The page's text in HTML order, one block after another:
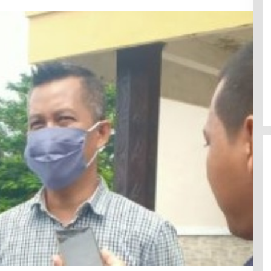
Jerat Modal dan Jeritan
Pedagang Ikan TPI Kasiwa Mamuju
Saat Harga Melonjak